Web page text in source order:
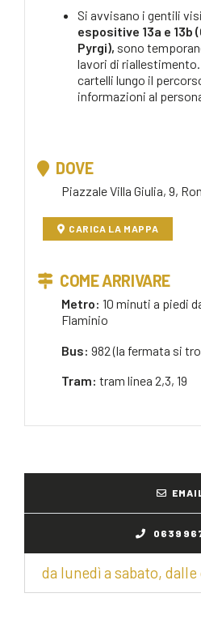
Si avvisano i gentili
espositive 13a e 13b
Pyrgi), sono
lavori di riallestimento.
cartelli lungo il
informazioni al
DOVE
Piazzale Villa Giulia, 9,
CARICA LA MAPPA
COME ARRIVARE
Metro: 10 minuti a piedi
Flaminio
Bus: 982 (la fermata si
Tram: tram linea 2,3, 19
da lunedì a sabato,